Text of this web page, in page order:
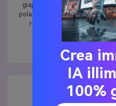
giapponese, spagnolo,
polacco, svedese, arabo,
russo, cinese, ecc.
Crea
IA
100%